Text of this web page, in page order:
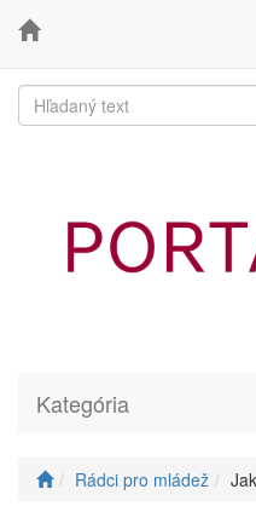
Kategória
Rádci pro mládež